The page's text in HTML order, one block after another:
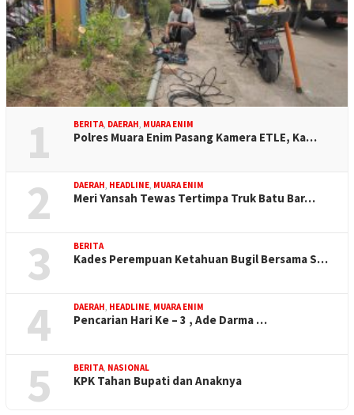
1 BERITA DAERAH MUARA ENIM
Polres Muara Enim Pasang Kamera ETLE, Ka…
2 DAERAH HEADLINE MUARA ENIM
Meri Yansah Tewas Tertimpa Truk Batu Bar…
3 BERITA
Kades Perempuan Ketahuan Bugil Bersama S…
4 DAERAH HEADLINE MUARA ENIM
Pencarian Hari Ke – 3 , Ade Darma …
5 BERITA NASIONAL
KPK Tahan Bupati dan Anaknya